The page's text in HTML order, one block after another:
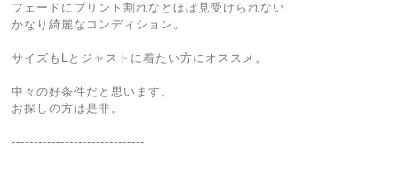
フェードにプリント割れなどほぼ見受けられない
かなり綺麗なコンディション。
サイズもLとジャストに着たい方にオススメ。
中々の好条件だと思います。
お探しの方は是非。
------------------------------